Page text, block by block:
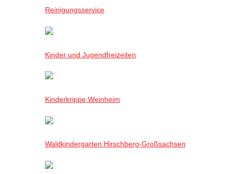
Reinigungsservice
Kinder und Jugendfreizeiten
Kinderkrippe Weinheim
Waldkindergarten Hirschberg-Großsachsen